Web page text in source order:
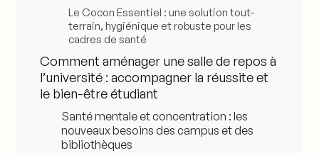
Le Cocon Essentiel : une solution tout-
terrain, hygiénique et robuste pour les
cadres de santé
Comment aménager une salle de repos à
l’université : accompagner la réussite et
le bien-être étudiant
Santé mentale et concentration : les
nouveaux besoins des campus et des
bibliothèques